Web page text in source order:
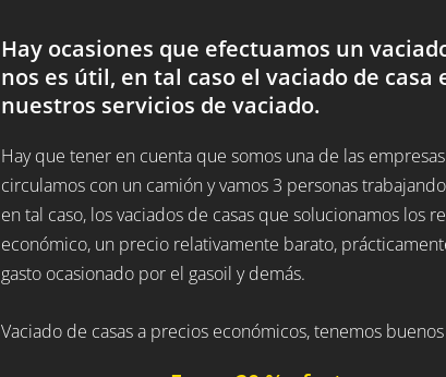
Hay ocasiones que efectuamos un
nos es útil, en tal caso el vaciado de
nuestros servicios de vaciado.
Hay que tener en cuenta que somos una de las
circulamos con un camión y vamos 3 personas
en tal caso, los vaciados de casas que solucionamos
económico, un precio relativamente barato,
gasto ocasionado por el gasoil y demás.
Vaciado de casas a precios económicos, tenemos